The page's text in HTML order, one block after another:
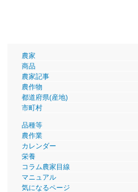
農家
商品
農家記事
農作物
都道府県(産地)
市町村
品種等
農作業
カレンダー
栄養
コラム農家目線
マニュアル
気になるページ